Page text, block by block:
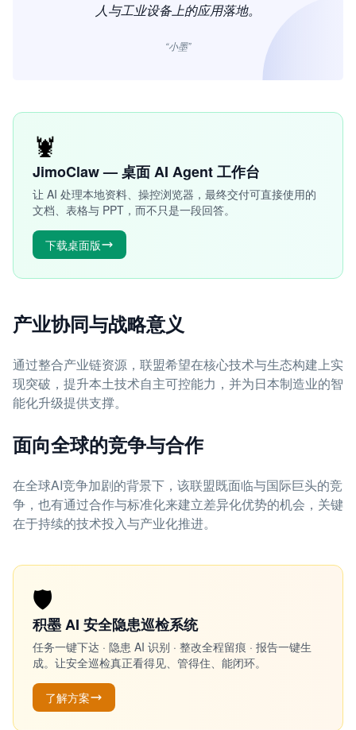
人与工业设备上的应用落地。
“小墨”
🦞
JimoClaw — 桌面 AI Agent 工作台
让 AI 处理本地资料、操控浏览器，最终交付可直接使用的
文档、表格与 PPT，而不只是一段回答。
下载桌面版
产业协同与战略意义
通过整合产业链资源，联盟希望在核心技术与生态构建上实
现突破，提升本土技术自主可控能力，并为日本制造业的智
能化升级提供支撑。
面向全球的竞争与合作
在全球AI竞争加剧的背景下，该联盟既面临与国际巨头的竞
争，也有通过合作与标准化来建立差异化优势的机会，关键
在于持续的技术投入与产业化推进。
🛡️
积墨 AI 安全隐患巡检系统
任务一键下达 · 隐患 AI 识别 · 整改全程留痕 · 报告一键生
成。让安全巡检真正看得见、管得住、能闭环。
了解方案